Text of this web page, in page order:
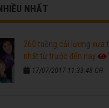
NHẤT
260 tuồng cải lương xưa
nhất từ trước đến nay
17/07/2017 11:33:48 CH